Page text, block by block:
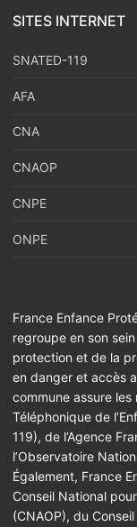
SITES INTERNET
SNATED-119
AFA
CNA
CNAOP
CNPE
ONPE
France Enfance
regroupe en son
protection et de la
en danger et accès
commune assure les
Téléphonique de
119), de l’Agence
l’Observatoire
Également, France
Conseil National
(CNAOP), du